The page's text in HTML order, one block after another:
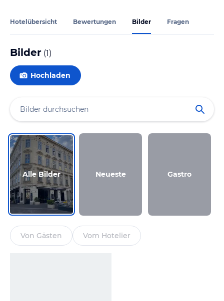
Hotelübersicht Bewertungen Bilder Fragen
Bilder (1)
Hochladen
Alle Bilder Neueste Gastro
Von Gästen Vom Hotelier